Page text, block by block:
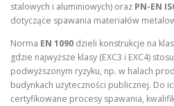
stalowych i aluminiowych) oraz PN-EN
dotyczące spawania materiałów
Norma EN 1090 dzieli konstrukcje na
gdzie najwyższe klasy (EXC3 i EXC4)
podwyższonym ryzyku, np. w halach
budynkach użyteczności publicznej. Do
certyfikowane procesy spawania,